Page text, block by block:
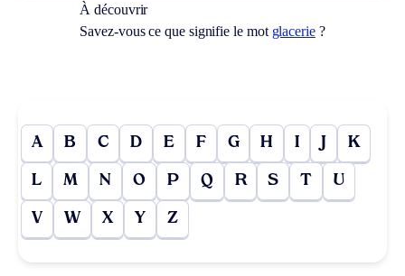
À découvrir
Savez-vous ce que signifie le mot glacerie?
A B C D E F G H I J K
L M N O P Q R S T U
V W X Y Z